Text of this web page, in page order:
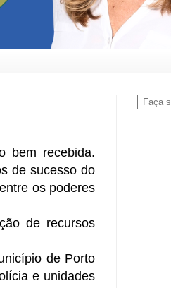
bem recebida.
de sucesso do
os poderes
de recursos
de Porto
e unidades